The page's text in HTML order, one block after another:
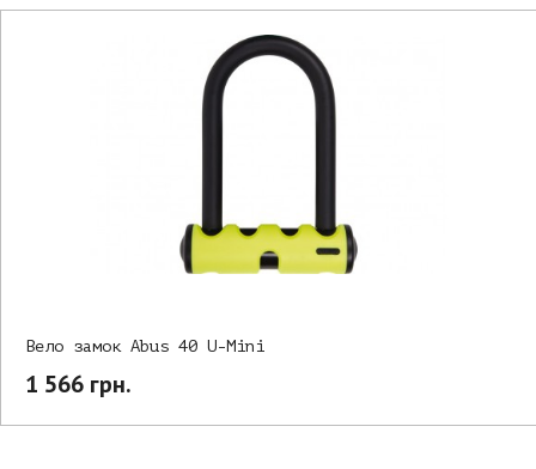
Вело замок Abus 40 U-Mini
1 566 грн.